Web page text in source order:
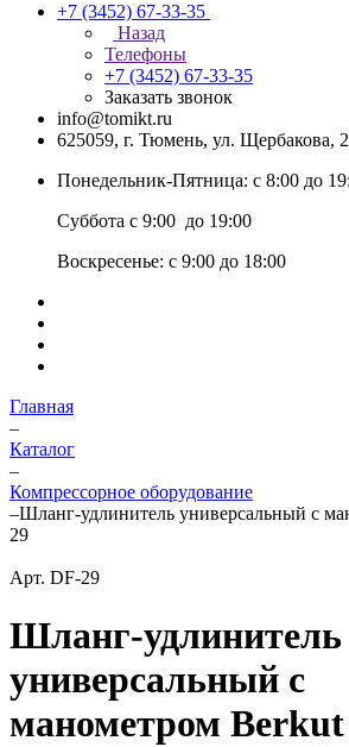
+7 (3452) 67-33-35
Назад
Телефоны
+7 (3452) 67-33-35
Заказать звонок
info@tomikt.ru
625059, г. Тюмень, ул. Щербакова,
Понедельник-Пятница: с 8:00 до
Суббота с 9:00 до 19:00
Воскресенье: с 9:00 до 18:00
Главная
–
Каталог
–
Компрессорное оборудование
–Шланг-удлинитель универсальный с
29
Арт. DF-29
Шланг-удлинитель
универсальный с
манометром